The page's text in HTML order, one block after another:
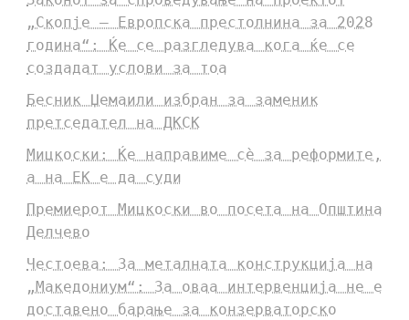
„Скопје – Европска престолнина за 2028
година“: Ќе се разгледува кога ќе се
создадат услови за тоа
Бесник Џемаили избран за заменик
претседател на ДКСК
Мицкоски: Ќе направиме сè за реформите,
а на ЕК е да суди
Премиерот Мицкоски во посета на Општина
Делчево
Честоева: За металната конструкција на
„Македониум“: За оваа интервенција не е
доставено барање за конзерваторско